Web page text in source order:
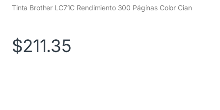
Tinta Brother LC71C Rendimiento 300 Páginas Color Cian
$211.35